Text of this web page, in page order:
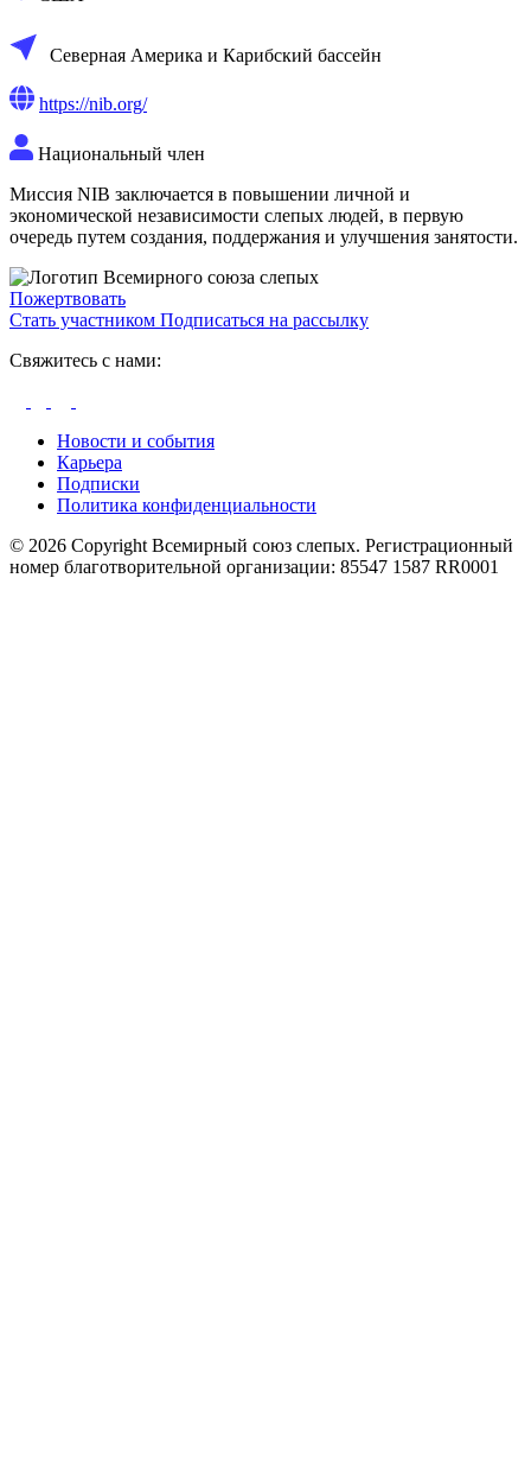
Северная Америка и Карибский бассейн
https://nib.org/
Национальный член
Миссия NIB заключается в повышении личной и
экономической независимости слепых людей, в первую
очередь путем создания, поддержания и улучшения занятости.
Пожертвовать
Стать участником Подписаться на рассылку
Свяжитесь с нами:
Новости и события
Карьера
Подписки
Политика конфиденциальности
© 2026 Copyright Всемирный союз слепых. Регистрационный
номер благотворительной организации: 85547 1587 RR0001